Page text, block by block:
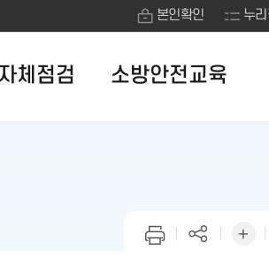
본인확인 누
체점검 소방안전교육